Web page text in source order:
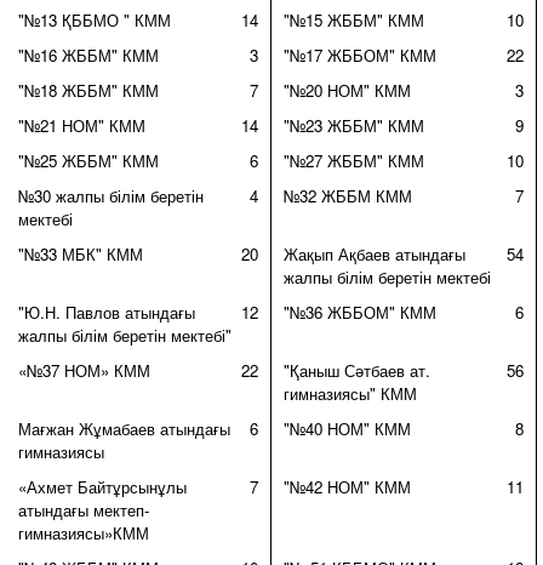
"№13 ҚББМО " КММ 14 "№15 ЖББМ" КММ
10
"№16 ЖББМ" КММ
3 "№17 ЖББОМ" КММ
22
"№18 ЖББМ" КММ
7 "№20 НОМ" КММ
3
"№21 НОМ" КММ
14 "№23 ЖББМ" КММ
9
"№25 ЖББМ" КММ
6 "№27 ЖББМ" КММ
10
№30 жалпы білім беретін
мектебі
4 №32 ЖББМ КММ 7
"№33 МБК" КММ 20
Жақып Ақбаев атындағы
жалпы білім беретін мектебі
54
"Ю.Н. Павлов атындағы
жалпы білім беретін мектебі"
12 "№36 ЖББОМ" КММ 6
«№37 НОМ» КММ 22
"Қаныш Сәтбаев ат.
гимназиясы" КММ
56
Мағжан Жұмабаев атындағы
гимназиясы
6 "№40 НОМ" КММ 8
«Ахмет Байтұрсынұлы
атындағы мектеп-
гимназиясы»КММ
7 "№42 НОМ" КММ 11